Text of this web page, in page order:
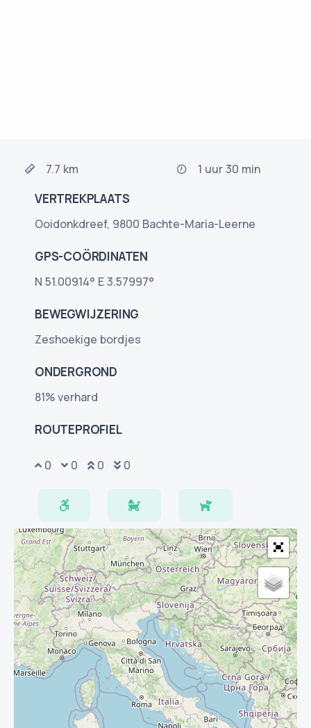
7.7 km 1 uur 30 min
VERTREKPLAATS
Ooidonkdreef, 9800 Bachte-Maria-Leerne
GPS-COÖRDINATEN
N 51.00914° E 3.57997°
BEWEGWIJZERING
Zeshoekige bordjes
ONDERGROND
81% verhard
ROUTEPROFIEL
0 0 0 0